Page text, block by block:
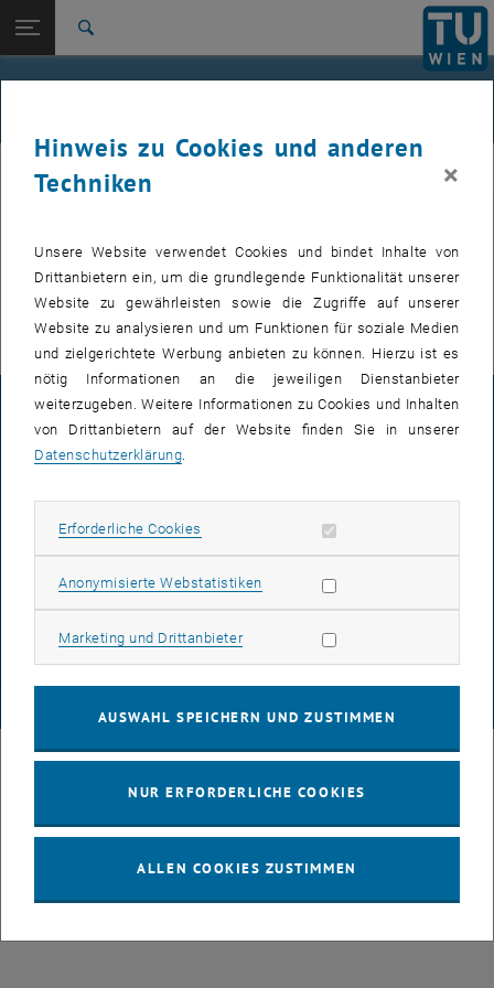
TU Login
Studium
International
Zur 1. Menü Ebene
E307-02-1-Forschungsgruppe Maschinenelemente und
Luftfahrtgetriebe
Zurück: Subseiten von E307-02-1-Forschungsgruppe
Maschinenelemente und
Luftfahrtgetriebe
Veranstaltungen
MEL
VERANSTALTUNGEN VOM 15. JULI 2026
Es gibt keine Veranstaltungen in der aktuellen Ansicht.
IMPRESSUM
COOKIEEINSTELLUNGEN
Hinweis zu Cookies und anderen
Techniken
×
Unsere Website verwendet Cookies und bindet Inhalte von
Drittanbietern ein, um die grundlegende Funktionalität unserer
Website zu gewährleisten sowie die Zugriffe auf unserer
Website zu analysieren und um Funktionen für soziale Medien
und zielgerichtete Werbung anbieten zu können. Hierzu ist es
nötig Informationen an die jeweiligen Dienstanbieter
weiterzugeben. Weitere Informationen zu Cookies und Inhalten
von Drittanbietern auf der Website finden Sie in unserer
Datenschutzerklärung.
Erforderliche Cookies Erforderliche Cookies zulassen
Anonymisierte WebstatistikenStatistik Cookies zulassen
Marketing und DrittanbieterMarketing Cookies zulassen
AUSWAHL SPEICHERN UND ZUSTIMMEN
NUR ERFORDERLICHE COOKIES
ALLEN COOKIES ZUSTIMMEN